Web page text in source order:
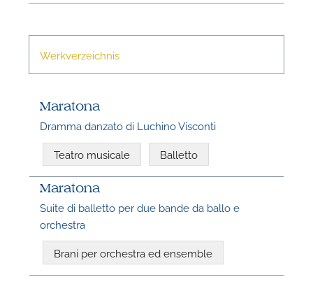
Werkverzeichnis
Maratona
Dramma danzato di Luchino Visconti
Teatro musicale Balletto
Maratona
Suite di balletto per due bande da ballo e
orchestra
Brani per orchestra ed ensemble